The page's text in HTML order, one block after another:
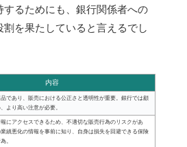
するためにも、銀行関係者への
割を果たしていると言えるでし
内容
であり、販売における公正さと透明性が重要。銀行では顧
より高い注意が必要。
にアクセスできるため、不適切な販売行為のリスクがあ
績悪化の情報を事前に知り、自身は損失を回避できる保険
。